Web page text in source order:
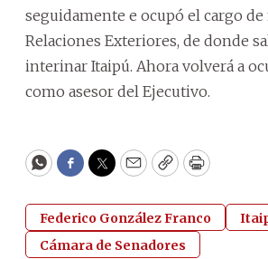
seguidamente e ocupó el cargo
Relaciones Exteriores, de donde
interinar Itaipú. Ahora volverá a
como asesor del Ejecutivo.
WhatsApp
Facebook
Twitter
EmailCopyPrint
Federico González Franco
Cámara de Senadores